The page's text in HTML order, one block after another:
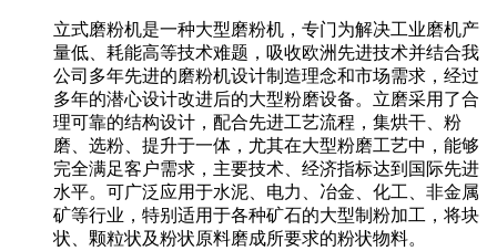
立式磨粉机是一种大型磨粉机，专门为解决工业磨机产
量低、耗能高等技术难题，吸收欧洲先进技术并结合我
公司多年先进的磨粉机设计制造理念和市场需求，经过
多年的潜心设计改进后的大型粉磨设备。立磨采用了合
理可靠的结构设计，配合先进工艺流程，集烘干、粉
磨、选粉、提升于一体，尤其在大型粉磨工艺中，能够
完全满足客户需求，主要技术、经济指标达到国际先进
水平。可广泛应用于水泥、电力、冶金、化工、非金属
矿等行业，特别适用于各种矿石的大型制粉加工，将块
状、颗粒状及粉状原料磨成所要求的粉状物料。